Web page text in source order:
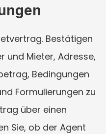
Bestätigen
und Mieter, Adresse,
Bedingungen
Formulierungen zu
über einen
Sie, ob der Agent